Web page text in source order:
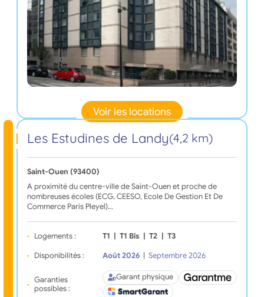
Voir les locations
Les Estudines de Landy(4,2 km)
Saint-Ouen (93400)
A proximité du centre-ville de Saint-Ouen et proche de
nombreuses écoles (ECG, CEESO, Ecole De Gestion Et De
Commerce Paris Pleyel)…
Logements : T1 | T1 Bis | T2 | T3
Disponibilités : Août 2026 | Septembre 2026
Garanties
possibles :
Garant physique